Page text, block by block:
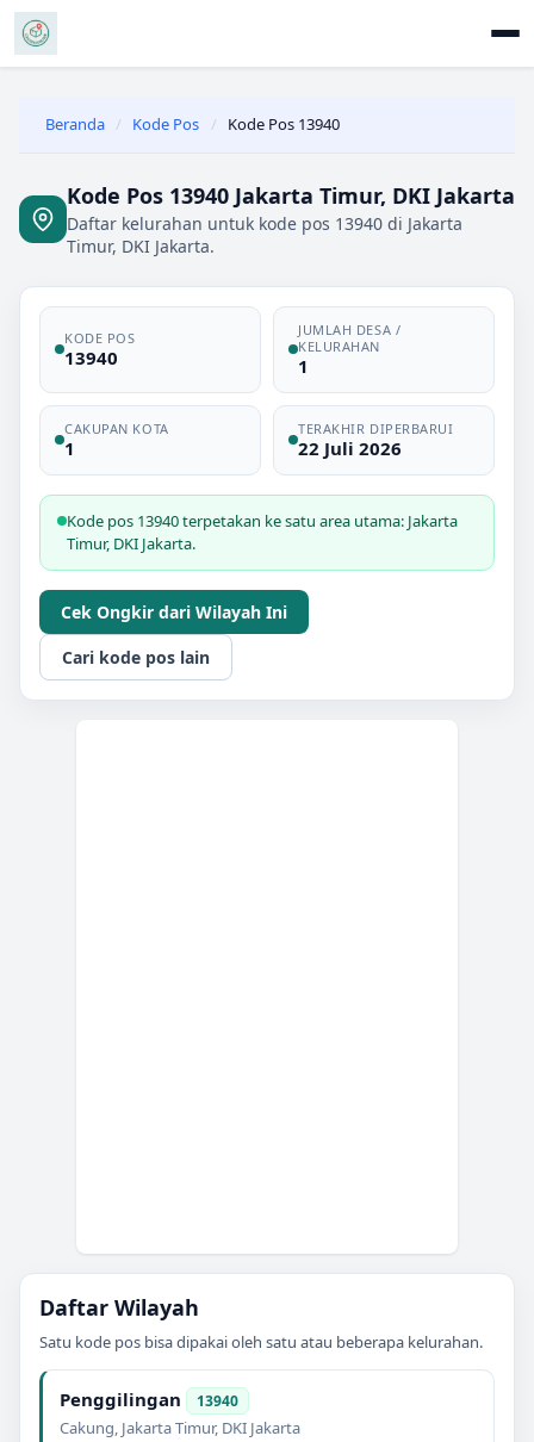
Beranda / Kode Pos / Kode Pos 13940
Kode Pos 13940 Jakarta Timur, DKI Jakarta
Daftar kelurahan untuk kode pos 13940 di Jakarta
Timur, DKI Jakarta.
KODE POS
13940
JUMLAH DESA /
KELURAHAN
1
CAKUPAN KOTA
1
TERAKHIR DIPERBARUI
22 Juli 2026
Kode pos 13940 terpetakan ke satu area utama: Jakarta
Timur, DKI Jakarta.
Cek Ongkir dari Wilayah Ini
Cari kode pos lain
Daftar Wilayah
Satu kode pos bisa dipakai oleh satu atau beberapa kelurahan.
Penggilingan 13940
Cakung, Jakarta Timur, DKI Jakarta